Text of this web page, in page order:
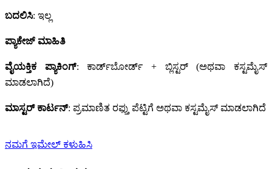
ಬದಲಿಸಿ: ಇಲ್ಲ
ಪ್ಯಾಕೇಜ್ ಮಾಹಿತಿ
ವೈಯಕ್ತಿಕ ಪ್ಯಾಕಿಂಗ್: ಕಾರ್ಡ್‌ಬೋರ್ಡ್ + ಬ್ಲಿಸ್ಟರ್ (ಅಥವಾ ಕಸ್ಟಮೈಸ್
ಮಾಡಲಾಗಿದೆ)
ಮಾಸ್ಟರ್ ಕಾರ್ಟನ್: ಪ್ರಮಾಣಿತ ರಫ್ತು ಪೆಟ್ಟಿಗೆ ಅಥವಾ ಕಸ್ಟಮೈಸ್ ಮಾಡಲಾಗಿದೆ
ನಮಗೆ ಇಮೇಲ್ ಕಳುಹಿಸಿ